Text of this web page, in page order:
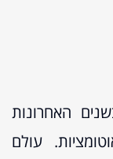
האחרונות
עולם